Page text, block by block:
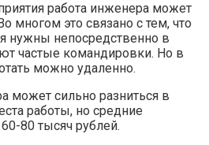
работа инженера может
многом это связано с тем, что
нужны непосредственно в
частые командировки. Но в
можно удаленно.
может сильно разниться в
работы, но средние
80 тысяч рублей.